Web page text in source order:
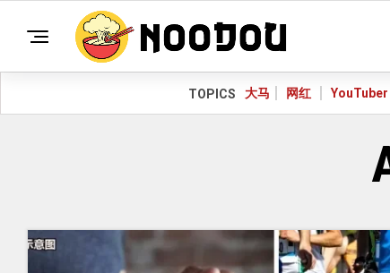
TOPICS 大马 网红 YouTuber